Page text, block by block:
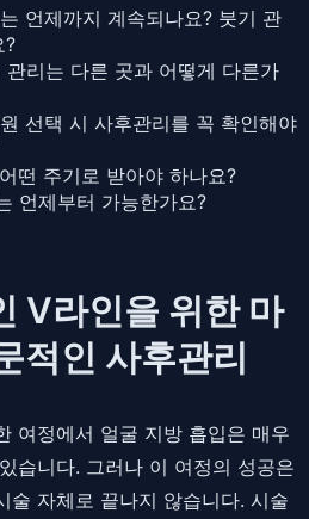
언제까지 계속되나요? 붓기 관
?
리는 다른 곳과 어떻게 다른가
선택 시 사후관리를 꼭 확인해야
떤 주기로 받아야 하나요?
언제부터 가능한가요?
V라인을 위한 마
적인 사후관리
여정에서 얼굴 지방 흡입은 매우
습니다. 그러나 이 여정의 성공은
술 자체로 끝나지 않습니다. 시술